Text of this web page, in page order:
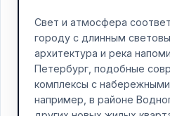
Свет и атмосфера
городу с длинным
архитектура и река
Петербург, подобные
комплексы с набережными
например, в районе